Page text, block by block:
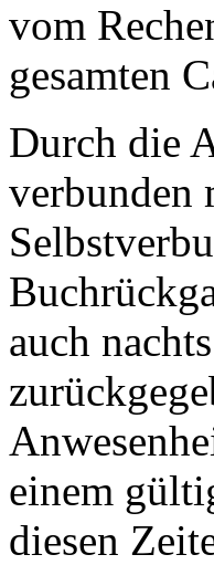
vom
gesamten
Durch die
verbunden
auch
einem
diesen